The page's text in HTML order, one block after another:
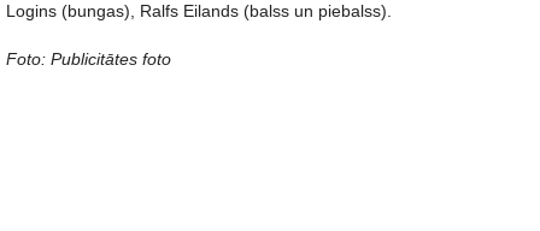
Logins (bungas), Ralfs Eilands (balss un piebalss).
Foto: Publicitātes foto